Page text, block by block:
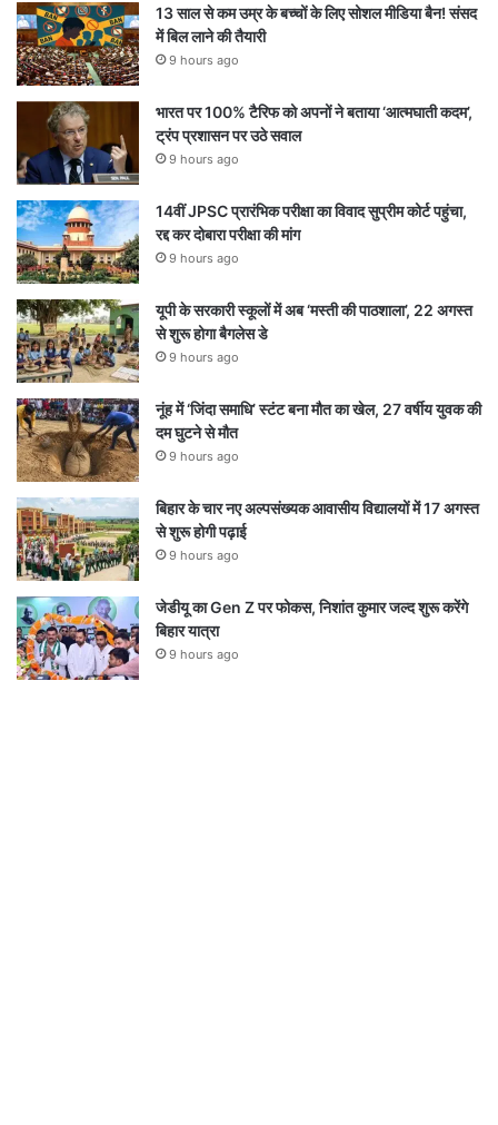
13 साल से कम उम्र के बच्चों के लिए सोशल मीडिया बैन! संसद
में बिल लाने की तैयारी
9 hours ago
भारत पर 100% टैरिफ को अपनों ने बताया ‘आत्मघाती कदम’,
ट्रंप प्रशासन पर उठे सवाल
9 hours ago
14वीं JPSC प्रारंभिक परीक्षा का विवाद सुप्रीम कोर्ट पहुंचा,
रद्द कर दोबारा परीक्षा की मांग
9 hours ago
यूपी के सरकारी स्कूलों में अब ‘मस्ती की पाठशाला’, 22 अगस्त
से शुरू होगा बैगलेस डे
9 hours ago
नूंह में ‘जिंदा समाधि’ स्टंट बना मौत का खेल, 27 वर्षीय युवक की
दम घुटने से मौत
9 hours ago
बिहार के चार नए अल्पसंख्यक आवासीय विद्यालयों में 17 अगस्त
से शुरू होगी पढ़ाई
9 hours ago
जेडीयू का Gen Z पर फोकस, निशांत कुमार जल्द शुरू करेंगे
बिहार यात्रा
9 hours ago